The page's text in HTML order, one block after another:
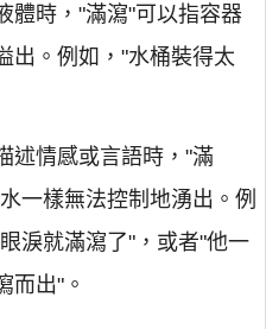
體時，"滿瀉"可以指容器
出。例如，"水桶裝得太
述情感或言語時，"滿
一樣無法控制地湧出。例
淚就滿瀉了"，或者"他一
而出"。